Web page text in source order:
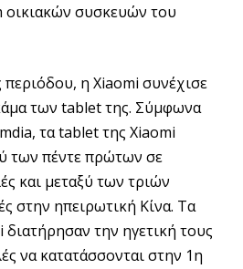
οικιακών συσκευών του
περιόδου, η Xiaomi συνέχισε
των tablet της. Σύμφωνα
τα tablet της Xiaomi
των πέντε πρώτων σε
και μεταξύ των τριών
στην ηπειρωτική Κίνα. Τα
την ηγετική τους
να κατατάσσονται στην 1η